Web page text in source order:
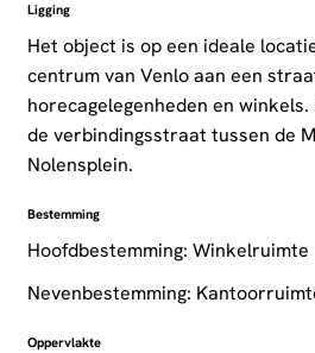
Ligging
Het object is op een ideale
centrum van Venlo aan een
horecagelegenheden en
de verbindingsstraat tussen de
Nolensplein.
Bestemming
Hoofdbestemming: Winkelruimte
Nevenbestemming:
Oppervlakte